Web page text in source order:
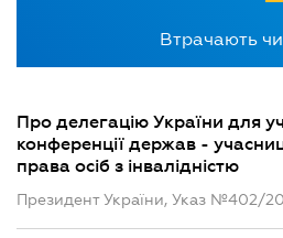
Втрачають
Про делегацію України для
конференції держав -
права осіб з інвалідністю
Президент України, Указ №402/